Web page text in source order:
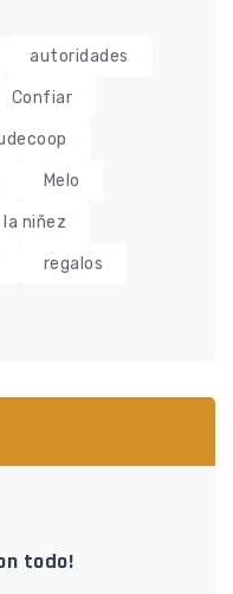
autoridades
Confiar
Melo
niñez
regalos
todo!